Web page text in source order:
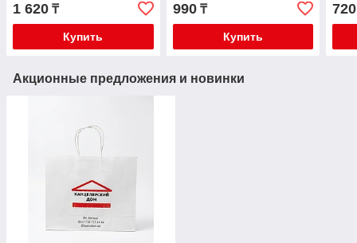
1 620 ₸
Купить
990₸
Купить
720
Акционные предложения и новинки